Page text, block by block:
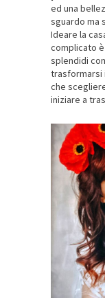
ed una
sguardo ma
Ideare la
complicato
splendidi
trasformarsi
che
iniziare a